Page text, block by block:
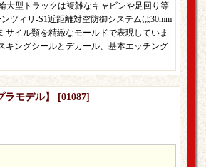
大型トラックは複雑なキャビンや足回り等
ツィリ-S1近距離対空防御システムは30mm
サイル類を精緻なモールドで表現していま
キングシールとデカール、基本エッチング
ラモデル】 [01087]